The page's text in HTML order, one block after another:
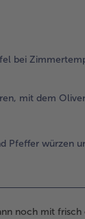
bei
mit dem
Pfeffer würzen
noch mit